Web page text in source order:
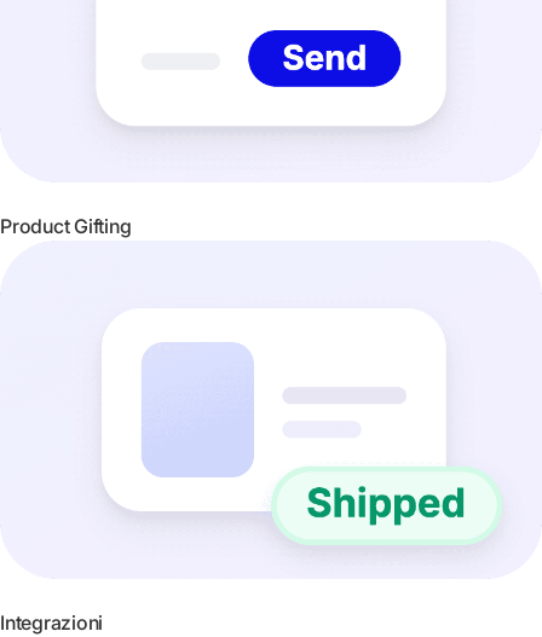
Product Gifting
Integrazioni